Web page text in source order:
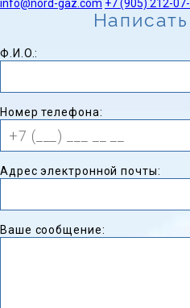
info@nord-gaz.com +7 (905) 212-
Ф.И.O.:
Номер телефона:
Адрес электронной почты:
Ваше сообщение: